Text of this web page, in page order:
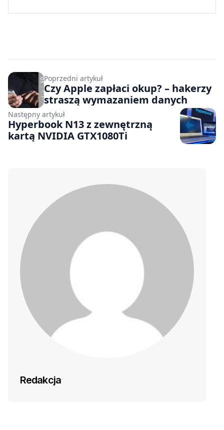
Poprzedni artykuł
Czy Apple zapłaci okup? – hakerzy
straszą wymazaniem danych
Następny artykuł
Hyperbook N13 z zewnętrzną
kartą NVIDIA GTX1080Ti
Redakcja